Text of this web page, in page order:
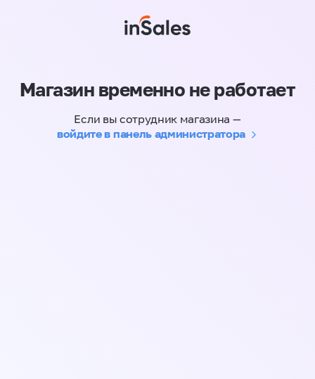
Магазин временно не работает
Если вы сотрудник магазина —
войдите в панель администратора